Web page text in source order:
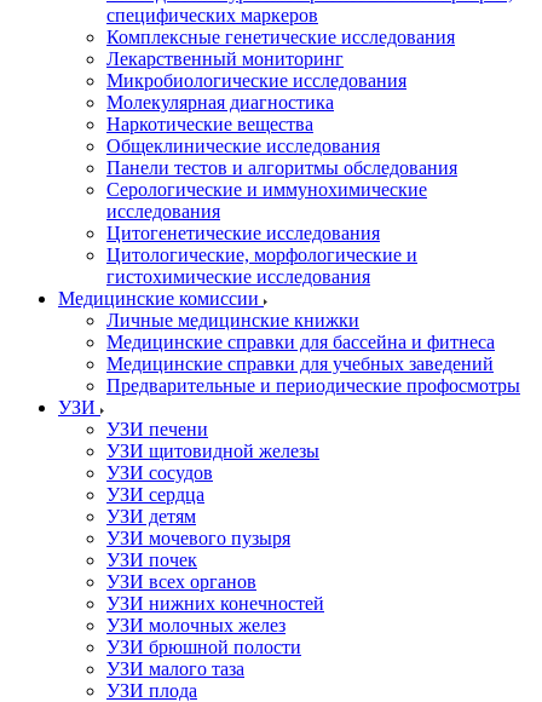
специфических маркеров
Комплексные генетические исследования
Лекарственный мониторинг
Микробиологические исследования
Молекулярная диагностика
Наркотические вещества
Общеклинические исследования
Панели тестов и алгоритмы обследования
Серологические и иммунохимические
исследования
Цитогенетические исследования
Цитологические, морфологические и
гистохимические исследования
Медицинские комиссии
Личные медицинские книжки
Медицинские справки для бассейна и фитнеса
Медицинские справки для учебных заведений
Предварительные и периодические профосмотры
УЗИ
УЗИ печени
УЗИ щитовидной железы
УЗИ сосудов
УЗИ сердца
УЗИ детям
УЗИ мочевого пузыря
УЗИ почек
УЗИ всех органов
УЗИ нижних конечностей
УЗИ молочных желез
УЗИ брюшной полости
УЗИ малого таза
УЗИ плода